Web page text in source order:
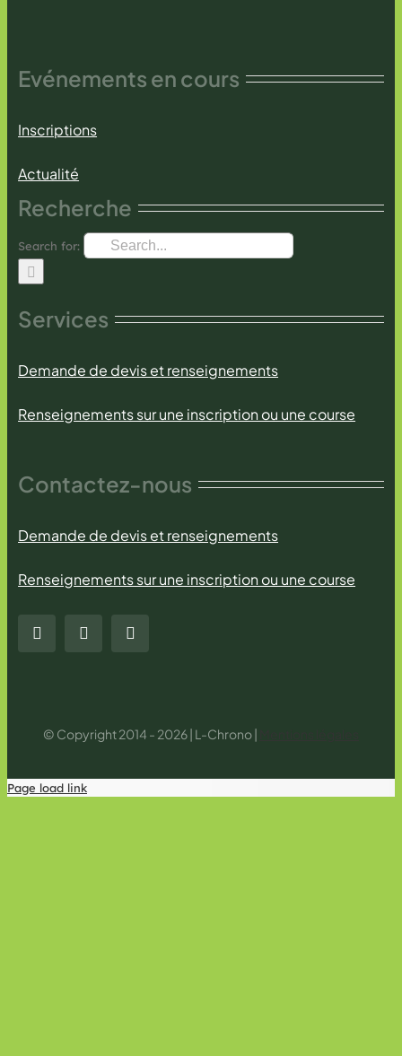
Evénements en cours
Inscriptions
Actualité
Recherche
Search for:
Services
Demande de devis et renseignements
Renseignements sur une inscription ou une course
Contactez-nous
Demande de devis et renseignements
Renseignements sur une inscription ou une course
© Copyright 2014 - 2026 | L-Chrono |
Page load link